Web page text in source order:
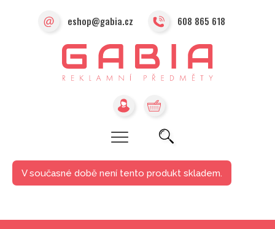
eshop@gabia.cz 608 865 618
V současné době není tento produkt skladem.